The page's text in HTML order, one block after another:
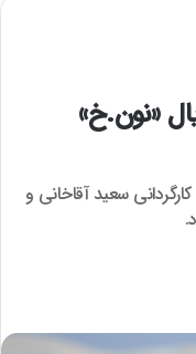
«نون.خ»
سعید آقاخانی و